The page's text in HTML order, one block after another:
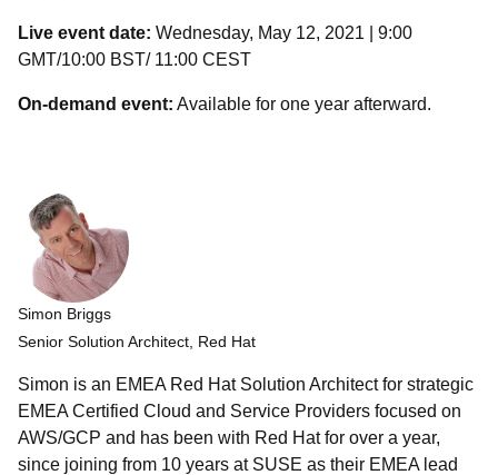
Live event date: Wednesday, May 12, 2021 | 9:00
GMT/10:00 BST/ 11:00 CEST
On-demand event: Available for one year afterward.
Simon Briggs
Senior Solution Architect, Red Hat
Simon is an EMEA Red Hat Solution Architect for strategic
EMEA Certified Cloud and Service Providers focused on
AWS/GCP and has been with Red Hat for over a year,
since joining from 10 years at SUSE as their EMEA lead